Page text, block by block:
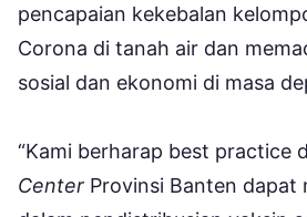
pencapaian kekebalan
Corona di tanah air dan
sosial dan ekonomi di masa
“Kami berharap best practice
Center Provinsi Banten dapat